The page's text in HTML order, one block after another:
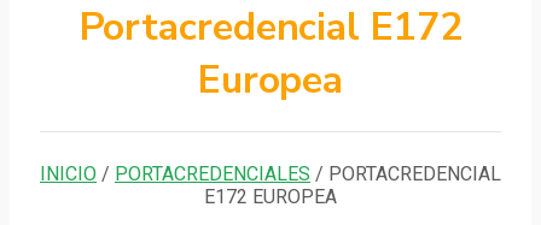
Portacredencial E172
Europea
INICIO / PORTACREDENCIALES / PORTACREDENCIAL
E172 EUROPEA